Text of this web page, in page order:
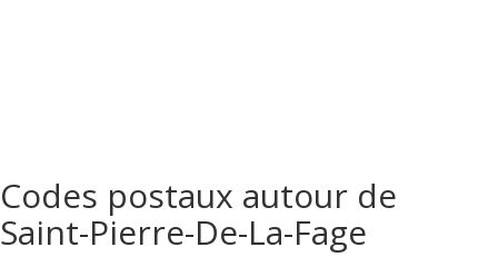
Codes postaux autour de
Saint-Pierre-De-La-Fage